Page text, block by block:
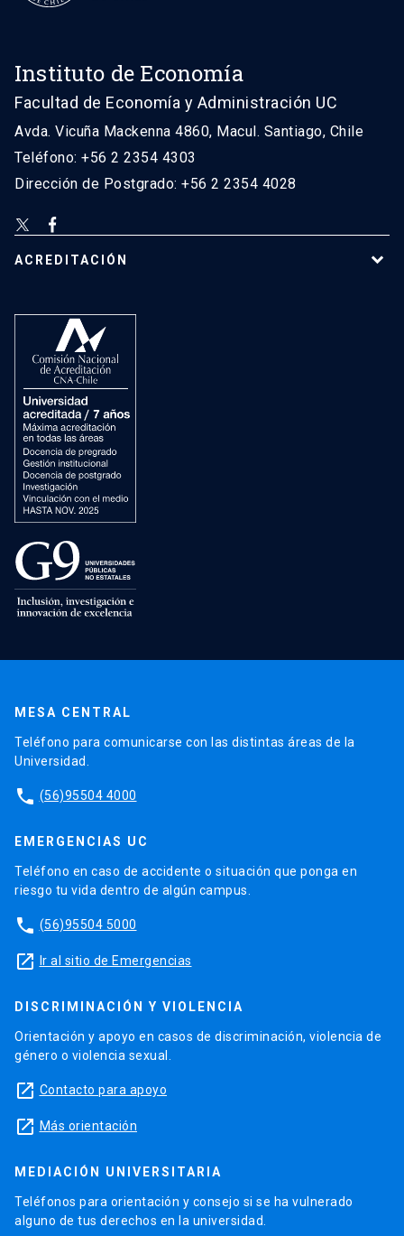
Instituto de Economía
Facultad de Economía y Administración UC
Avda. Vicuña Mackenna 4860, Macul. Santiago, Chile
Teléfono: +56 2 2354 4303
Dirección de Postgrado: +56 2 2354 4028
ACREDITACIÓN
MESA CENTRAL
Teléfono para comunicarse con las distintas áreas de la
Universidad.
phone (56)95504 4000
EMERGENCIAS UC
Teléfono en caso de accidente o situación que ponga en
riesgo tu vida dentro de algún campus.
phone (56)95504 5000
launch Ir al sitio de Emergencias
DISCRIMINACIÓN Y VIOLENCIA
Orientación y apoyo en casos de discriminación, violencia de
género o violencia sexual.
launch Contacto para apoyo
launch Más orientación
MEDIACIÓN UNIVERSITARIA
Teléfonos para orientación y consejo si se ha vulnerado
alguno de tus derechos en la universidad.